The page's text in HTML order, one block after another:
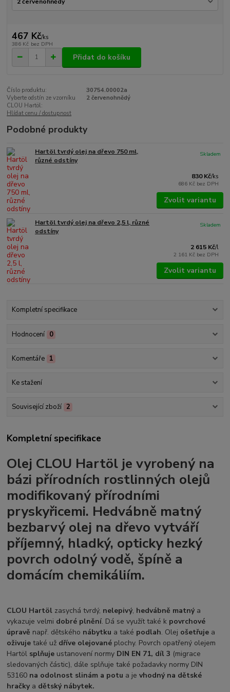
467 Kč/ks
386 Kč bez DPH
Přidat do košíku
Číslo produktu:
30754.00002a
Vyberte odstín ze vzorníku
CLOU Hartöl:
2 červenohnědý
Hlídat cenu / dostupnost
Podobné produkty
Hartöl tvrdý olej na dřevo 750 ml,
různé odstíny
830 Kč/ks
686 Kč bez DPH
Skladem
Zvolit variantu
Hartöl tvrdý olej na dřevo 2,5 l, různé
odstíny
2 615 Kč/l
2 161 Kč bez DPH
Skladem
Zvolit variantu
Kompletní specifikace
Hodnocení 0
Komentáře 1
Ke stažení
Související zboží 2
Kompletní specifikace
Olej CLOU Hartöl je vyrobený na
bázi přírodních rostlinných olejů
modifikovaný přírodními
pryskyřicemi. Hedvábně matný
bezbarvý olej na dřevo vytváří
příjemný, hladký, opticky hezký
povrch odolný vodě, špíně a
domácím chemikáliím.
CLOU Hartöl zasychá tvrdý, nelepivý, hedvábně matnýa
vykazuje velmi dobré plnění. Dá se využít také k povrchové
úpravě např. dětského nábytku a také podlah. Olej ošetřuje a
oživuje také už dříve olejované plochy. Povrch opatřený olejem
Hartöl splňuje ustanovení normy DIN EN 71, díl 3 (migrace
sledovaných částic), dále splňuje také požadavky normy DIN
53160 na odolnost slinám a potu a jevhodný na dětské
hračkya dětský nábytek.